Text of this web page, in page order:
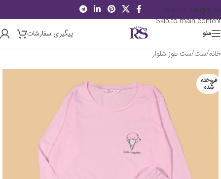
Skip to navigation
Skip to main content
منو
پیگیری سفارشات
خانه/ست/ست بلوز شلوار
فروخته
شده